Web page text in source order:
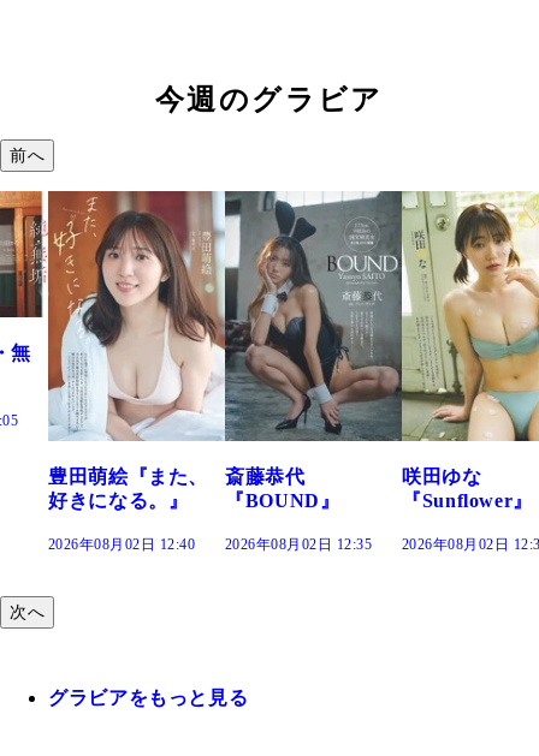
今週のグラビア
前へ
斎藤恭代
『BOUND』
2026年08月02日 12:35
咲田ゆな
『Sunflower』
2026年08月02日 12:30
藤水咲桜『花
だまり』
2026年08月02日
次へ
グラビアをもっと見る